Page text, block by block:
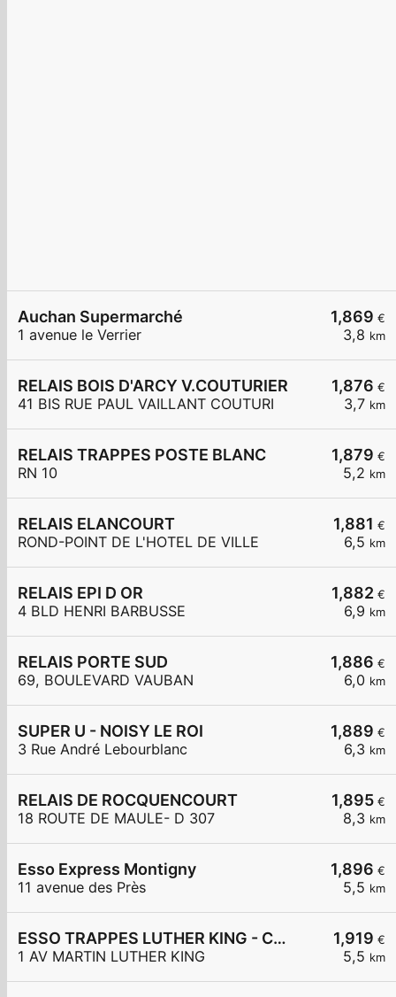
1,869 €
3,8 km
Auchan Supermarché
1 avenue le Verrier
1,876 €
3,7 km
RELAIS BOIS D'ARCY V.COUTURIER
41 BIS RUE PAUL VAILLANT COUTURI
1,879 €
5,2 km
RELAIS TRAPPES POSTE BLANC
RN 10
1,881 €
6,5 km
RELAIS ELANCOURT
ROND-POINT DE L'HOTEL DE VILLE
1,882 €
6,9 km
RELAIS EPI D OR
4 BLD HENRI BARBUSSE
1,886 €
6,0 km
RELAIS PORTE SUD
69, BOULEVARD VAUBAN
1,889 €
6,3 km
SUPER U - NOISY LE ROI
3 Rue André Lebourblanc
1,895 €
8,3 km
RELAIS DE ROCQUENCOURT
18 ROUTE DE MAULE- D 307
1,896 €
5,5 km
Esso Express Montigny
11 avenue des Près
1,919 €
5,5 km
ESSO TRAPPES LUTHER KING - CARREFOUR EXPRESS
1 AV MARTIN LUTHER KING